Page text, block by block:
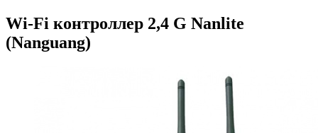
Wi-Fi контроллер 2,4 G Nanlite
(Nanguang)